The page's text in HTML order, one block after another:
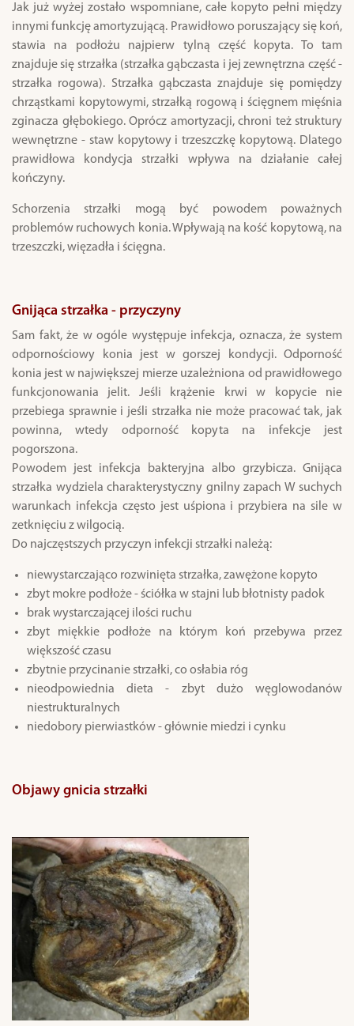
Jak już wyżej zostało wspomniane, całe kopyto pełni między
innymi funkcję amortyzującą. Prawidłowo poruszający się koń,
stawia na podłożu najpierw tylną część kopyta. To tam
znajduje się strzałka (strzałka gąbczasta i jej zewnętrzna część -
strzałka rogowa). Strzałka gąbczasta znajduje się pomiędzy
chrząstkami kopytowymi, strzałką rogową i ścięgnem mięśnia
zginacza głębokiego. Oprócz amortyzacji, chroni też struktury
wewnętrzne - staw kopytowy i trzeszczkę kopytową. Dlatego
prawidłowa kondycja strzałki wpływa na działanie całej
kończyny.
Schorzenia strzałki mogą być powodem poważnych
problemów ruchowych konia. Wpływają na kość kopytową, na
trzeszczki, więzadła i ścięgna.
Gnijąca strzałka - przyczyny
Sam fakt, że w ogóle występuje infekcja, oznacza, że system
odpornościowy konia jest w gorszej kondycji. Odporność
konia jest w największej mierze uzależniona od prawidłowego
funkcjonowania jelit. Jeśli krążenie krwi w kopycie nie
przebiega sprawnie i jeśli strzałka nie może pracować tak, jak
powinna, wtedy odporność kopyta na infekcje jest
pogorszona.
Powodem jest infekcja bakteryjna albo grzybicza. Gnijąca
strzałka wydziela charakterystyczny gnilny zapach W suchych
warunkach infekcja często jest uśpiona i przybiera na sile w
zetknięciu z wilgocią.
Do najczęstszych przyczyn infekcji strzałki należą:
niewystarczająco rozwinięta strzałka, zawężone kopyto
zbyt mokre podłoże - ściółka w stajni lub błotnisty padok
brak wystarczającej ilości ruchu
zbyt miękkie podłoże na którym koń przebywa przez
większość czasu
zbytnie przycinanie strzałki, co osłabia róg
nieodpowiednia dieta - zbyt dużo węglowodanów
niestrukturalnych
niedobory pierwiastków - głównie miedzi i cynku
Objawy gnicia strzałki